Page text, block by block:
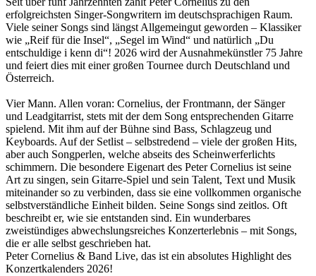
erfolgreichsten Singer-Songwritern im deutschsprachigen Raum.
Viele seiner Songs sind längst Allgemeingut geworden – Klassiker
wie „Reif für die Insel“, „Segel im Wind“ und natürlich „Du
entschuldige i kenn di“! 2026 wird der Ausnahmekünstler 75 Jahre
und feiert dies mit einer großen Tournee durch Deutschland und
Österreich.
Vier Mann. Allen voran: Cornelius, der Frontmann, der Sänger
und Leadgitarrist, stets mit der dem Song entsprechenden Gitarre
spielend. Mit ihm auf der Bühne sind Bass, Schlagzeug und
Keyboards. Auf der Setlist – selbstredend – viele der großen Hits,
aber auch Songperlen, welche abseits des Scheinwerferlichts
schimmern. Die besondere Eigenart des Peter Cornelius ist seine
Art zu singen, sein Gitarre-Spiel und sein Talent, Text und Musik
miteinander so zu verbinden, dass sie eine vollkommen organische
selbstverständliche Einheit bilden. Seine Songs sind zeitlos. Oft
beschreibt er, wie sie entstanden sind. Ein wunderbares
zweistündiges abwechslungsreiches Konzerterlebnis – mit Songs,
die er alle selbst geschrieben hat.
Peter Cornelius & Band Live, das ist ein absolutes Highlight des
Konzertkalenders 2026!